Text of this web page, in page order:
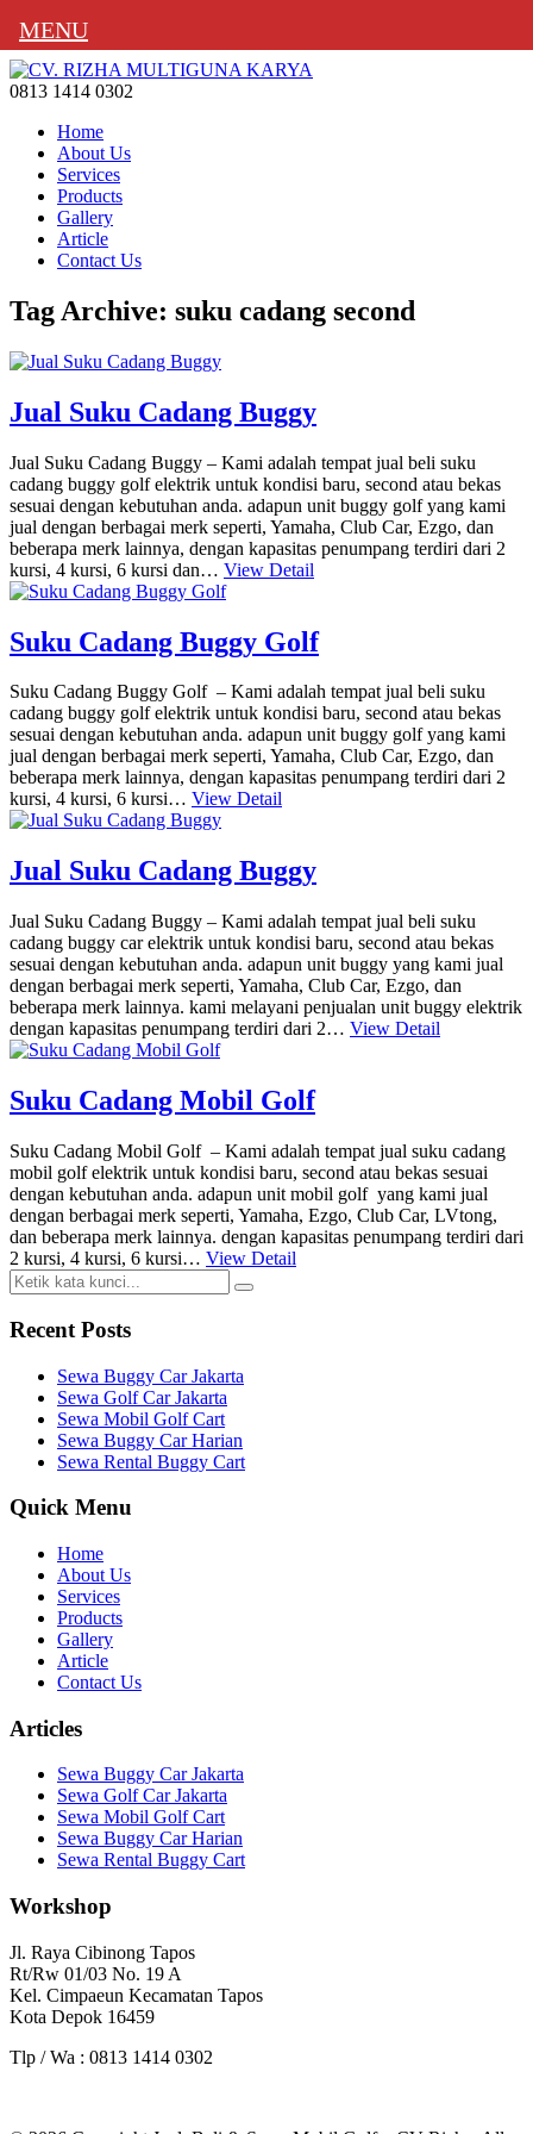
0813 1414 0302
Home
About Us
Services
Products
Gallery
Article
Contact Us
Tag Archive: suku cadang second
Jual Suku Cadang Buggy
Jual Suku Cadang Buggy – Kami adalah tempat jual beli suku
cadang buggy golf elektrik untuk kondisi baru, second atau bekas
sesuai dengan kebutuhan anda. adapun unit buggy golf yang kami
jual dengan berbagai merk seperti, Yamaha, Club Car, Ezgo, dan
beberapa merk lainnya, dengan kapasitas penumpang terdiri dari 2
kursi, 4 kursi, 6 kursi dan… View Detail
Suku Cadang Buggy Golf
Suku Cadang Buggy Golf – Kami adalah tempat jual beli suku
cadang buggy golf elektrik untuk kondisi baru, second atau bekas
sesuai dengan kebutuhan anda. adapun unit buggy golf yang kami
jual dengan berbagai merk seperti, Yamaha, Club Car, Ezgo, dan
beberapa merk lainnya, dengan kapasitas penumpang terdiri dari 2
kursi, 4 kursi, 6 kursi… View Detail
Jual Suku Cadang Buggy
Jual Suku Cadang Buggy – Kami adalah tempat jual beli suku
cadang buggy car elektrik untuk kondisi baru, second atau bekas
sesuai dengan kebutuhan anda. adapun unit buggy yang kami jual
dengan berbagai merk seperti, Yamaha, Club Car, Ezgo, dan
beberapa merk lainnya. kami melayani penjualan unit buggy elektrik
dengan kapasitas penumpang terdiri dari 2… View Detail
Suku Cadang Mobil Golf
Suku Cadang Mobil Golf – Kami adalah tempat jual suku cadang
mobil golf elektrik untuk kondisi baru, second atau bekas sesuai
dengan kebutuhan anda. adapun unit mobil golf yang kami jual
dengan berbagai merk seperti, Yamaha, Ezgo, Club Car, LVtong,
dan beberapa merk lainnya. dengan kapasitas penumpang terdiri dari
2 kursi, 4 kursi, 6 kursi… View Detail
Recent Posts
Sewa Buggy Car Jakarta
Sewa Golf Car Jakarta
Sewa Mobil Golf Cart
Sewa Buggy Car Harian
Sewa Rental Buggy Cart
Quick Menu
Home
About Us
Services
Products
Gallery
Article
Contact Us
Articles
Sewa Buggy Car Jakarta
Sewa Golf Car Jakarta
Sewa Mobil Golf Cart
Sewa Buggy Car Harian
Sewa Rental Buggy Cart
Workshop
Jl. Raya Cibinong Tapos
Rt/Rw 01/03 No. 19 A
Kel. Cimpaeun Kecamatan Tapos
Kota Depok 16459
Tlp / Wa : 0813 1414 0302
MENU